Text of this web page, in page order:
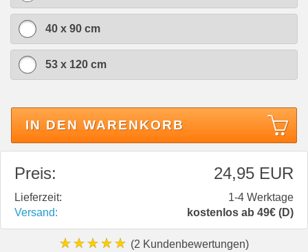
40 x 90 cm
53 x 120 cm
IN DEN WARENKORB
Preis: 24,95 EUR
Lieferzeit:
1-4 Werktage
Versand:
kostenlos ab 49€ (D)
★★★★★ (2 Kundenbewertungen)